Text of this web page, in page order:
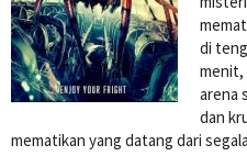
di
menit,
arena
dan
mematikan yang datang dari